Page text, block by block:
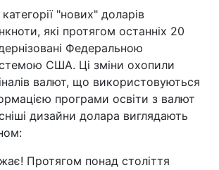
"нових" доларів
які протягом останніх 20
Федеральною
США. Ці зміни охопили
валют, що використовуються
програми освіти з валют
дизайни долара виглядають
Протягом понад століття